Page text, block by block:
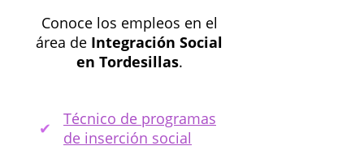
Conoce los empleos en el
área de Integración Social
en Tordesillas.
Técnico de programas
de inserción social